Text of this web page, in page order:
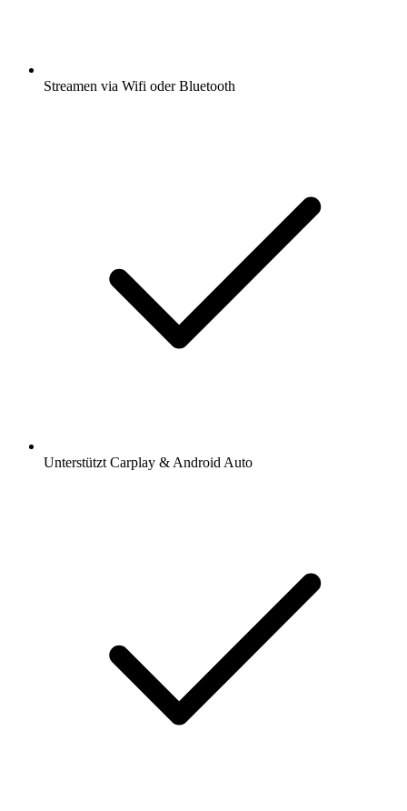
Streamen via Wifi oder Bluetooth
Unterstützt Carplay & Android Auto